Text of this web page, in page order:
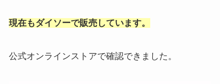
現在もダイソーで販売しています。
公式オンラインストアで確認できました。